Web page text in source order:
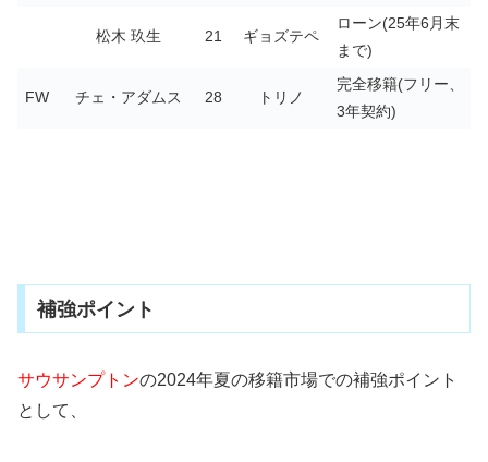
松木 玖生 21 ギョズテペ
ローン(25年6月末
まで)
FW チェ・アダムス 28 トリノ
完全移籍(フリー、
3年契約)
補強ポイント
サウサンプトンの2024年夏の移籍市場での補強ポイント
として、